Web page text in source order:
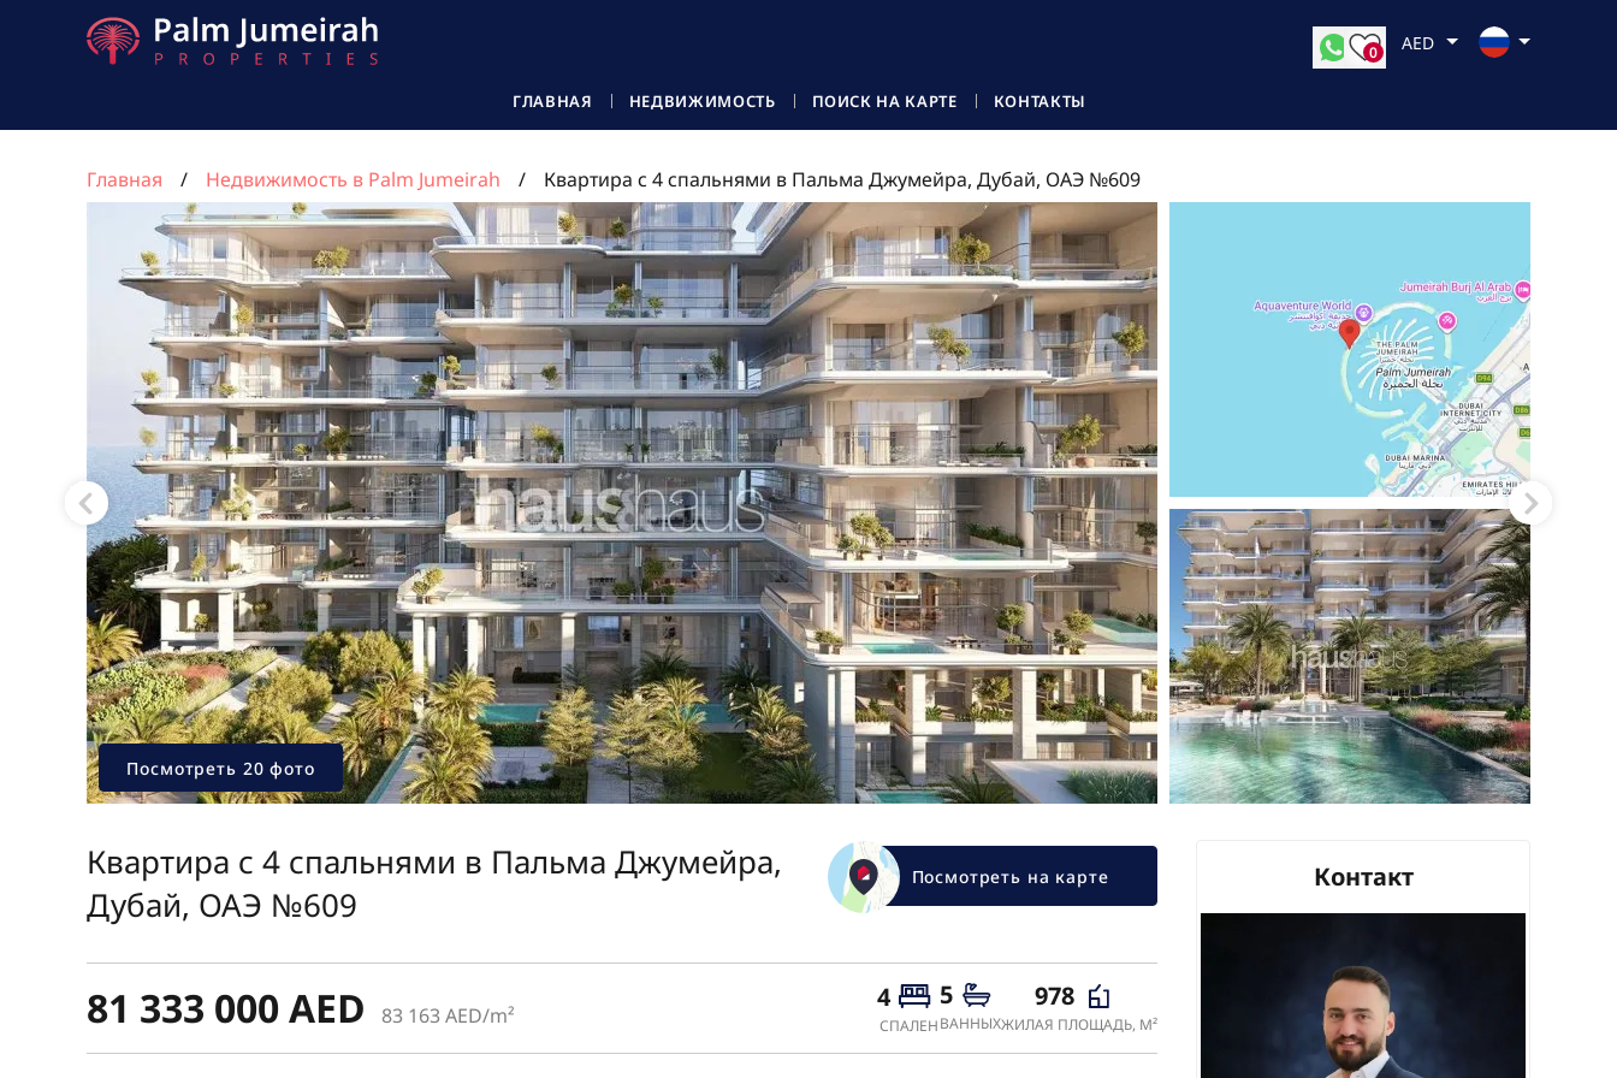
ГЛАВНАЯ НЕДВИЖИМОСТЬ ПОИСК НА КАРТЕ КОНТАКТЫ
0 AED
Главная Недвижимость в Palm Jumeirah Квартира с 4 спальнями в Пальма Джумейра, Дубай, ОАЭ №609
Посмотреть 20 фото
Квартира с 4 спальнями в Пальма Джумейра,
Дубай, ОАЭ №609
Посмотреть на карте
81 333 000 AED 83 163 AED/m²
4
СПАЛЕН
5
ВАННЫХ
978
ЖИЛАЯ ПЛОЩАДЬ, М²
Контакт